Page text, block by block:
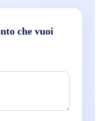
che vuoi